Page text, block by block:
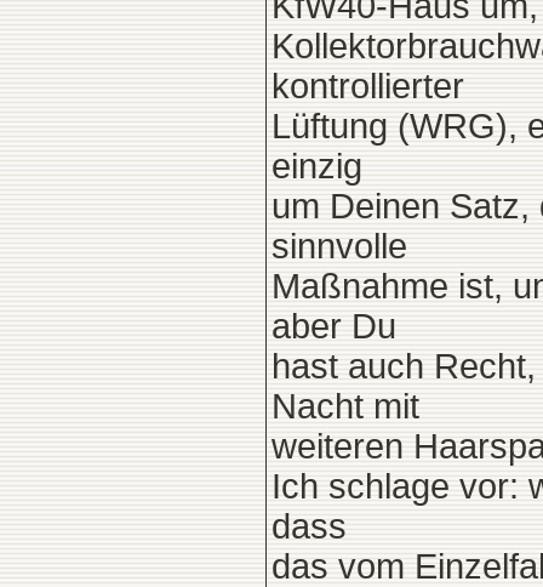
kontrollierter
Lüftung (WRG),
einzig
um Deinen
sinnvolle
Maßnahme ist,
aber Du
hast auch
Nacht mit
weiteren
Ich schlage vor:
dass
das vom